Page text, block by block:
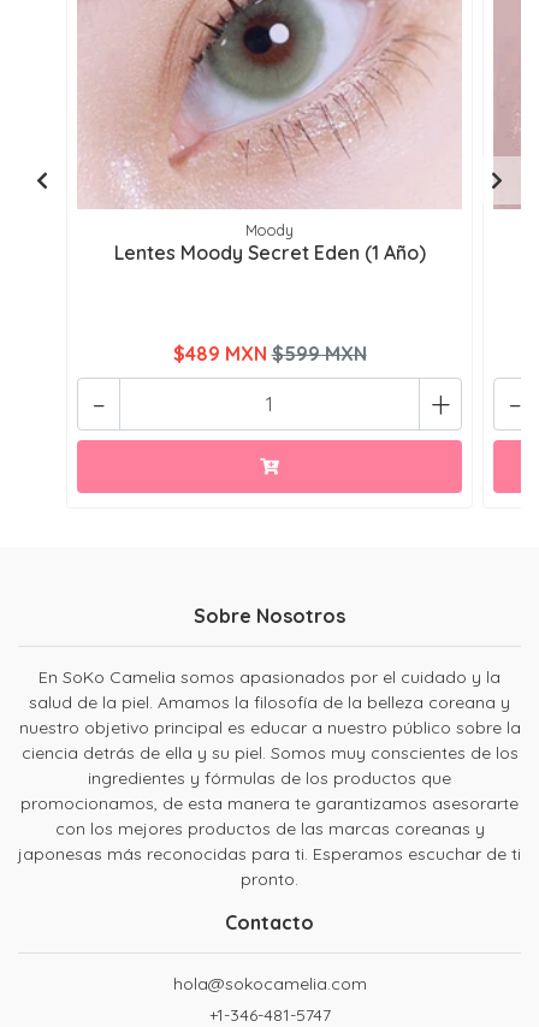
Moody
Lentes Moody Secret Eden (1 Año)
$489 MXN $599 MXN
+
- -
Sobre Nosotros
En SoKo Camelia somos apasionados por el cuidado y la
salud de la piel. Amamos la filosofía de la belleza coreana y
nuestro objetivo principal es educar a nuestro público sobre la
ciencia detrás de ella y su piel. Somos muy conscientes de los
ingredientes y fórmulas de los productos que
promocionamos, de esta manera te garantizamos asesorarte
con los mejores productos de las marcas coreanas y
japonesas más reconocidas para ti. Esperamos escuchar de ti
pronto.
Contacto
hola@sokocamelia.com
+1-346-481-5747